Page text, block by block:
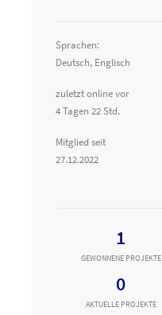
Sprachen:
Deutsch, Englisch
zuletzt online vor
4 Tagen 22 Std.
Mitglied seit
27.12.2022
1
GEWONNENE PROJEKTE
0
AKTUELLE PROJEKTE